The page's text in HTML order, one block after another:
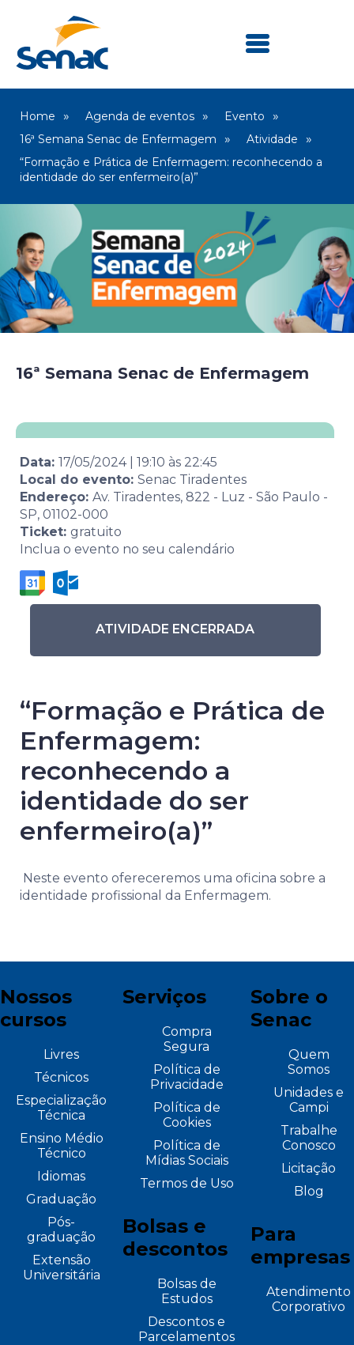
Home Agenda de eventos
Evento
16ª Semana Senac de Enfermagem
Atividade
“Formação e Prática de Enfermagem: reconhecendo a
identidade do ser enfermeiro(a)”​
16ª Semana Senac de Enfermagem
Data: 17/05/2024| 19:10 às 22:45
Local do evento: Senac Tiradentes
Endereço: Av. Tiradentes, 822 - Luz - São Paulo -
SP, 01102-000
Ticket: gratuito
Inclua o evento no seu calendário
ATIVIDADE ENCERRADA
“Formação e Prática de
Enfermagem:
reconhecendo a
identidade do ser
enfermeiro(a)”​
Neste evento ofereceremos uma oficina sobre a
identidade profissional da Enfermagem.
Nossos
cursos
Livres
Técnicos
Especialização
Técnica
Ensino Médio
Técnico
Idiomas
Graduação
Pós-
graduação
Extensão
Universitária
Serviços
Compra
Segura
Política de
Privacidade
Política de
Cookies
Política de
Mídias Sociais
Termos de Uso
Bolsas e
descontos
Bolsas de
Estudos
Descontos e
Parcelamentos
Sobre o
Senac
Quem
Somos
Unidades e
Campi
Trabalhe
Conosco
Licitação
Blog
Para
empresas
Atendimento
Corporativo